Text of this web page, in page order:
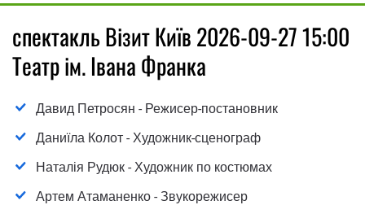
спектакль Візит Київ 2026-09-27 15:00
Театр ім. Івана Франка
Давид Петросян - Режисер-постановник
Даниїла Колот - Художник-сценограф
Наталія Рудюк - Художник по костюмах
Артем Атаманенко - Звукорежисер